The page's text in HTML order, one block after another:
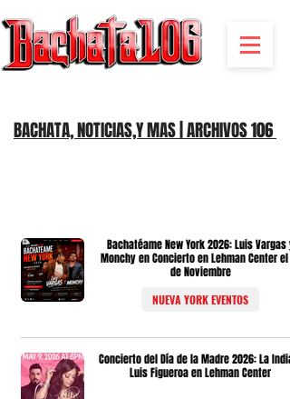
BACHATA, NOTICIAS,Y MAS | ARCHIVOS 106
Bachatéame New York 2026: Luis Vargas y
Monchy en Concierto en Lehman Center el
de Noviembre
NUEVA YORK EVENTOS
Concierto del Día de la Madre 2026: La India
Luis Figueroa en Lehman Center